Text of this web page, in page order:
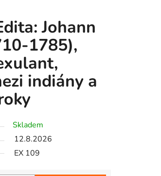
Johann
1785),
indiány a
Skladem
12.8.2026
EX 109